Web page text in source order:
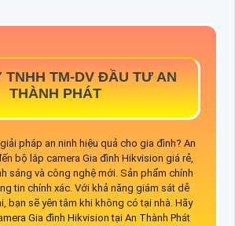
TNHH TM-DV ĐẦU TƯ AN
THÀNH PHÁT
pháp an ninh hiệu quả cho gia đình? An
bộ lắp camera Gia đình Hikvision giá rẻ,
sáng và công nghệ mới. Sản phẩm chính
tin chính xác. Với khả năng giám sát dễ
bạn sẽ yên tâm khi không có tại nhà. Hãy
Gia đình Hikvision tại An Thành Phát